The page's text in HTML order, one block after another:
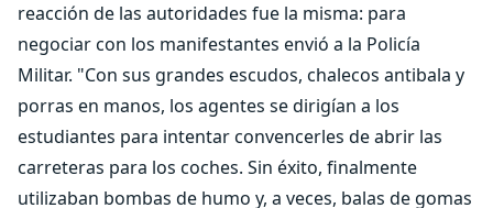
reacción de las autoridades fue la misma: para
negociar con los manifestantes envió a la Policía
Militar. "Con sus grandes escudos, chalecos antibala y
porras en manos, los agentes se dirigían a los
estudiantes para intentar convencerles de abrir las
carreteras para los coches. Sin éxito, finalmente
utilizaban bombas de humo y, a veces, balas de gomas